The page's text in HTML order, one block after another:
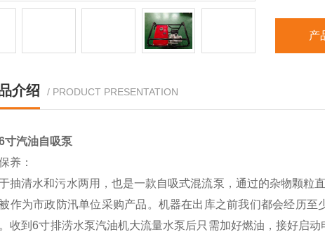
产
介绍 / PRODUCT PRESENTATION
寸汽油自吸泵
养：
抽清水和污水两用，也是一款自吸式混流泵，通过的杂物颗粒
作为市政防汛单位采购产品。机器在出库之前我们都会经历
收到6寸排涝水泵汽油机大流量水泵后只需加好燃油，接好启